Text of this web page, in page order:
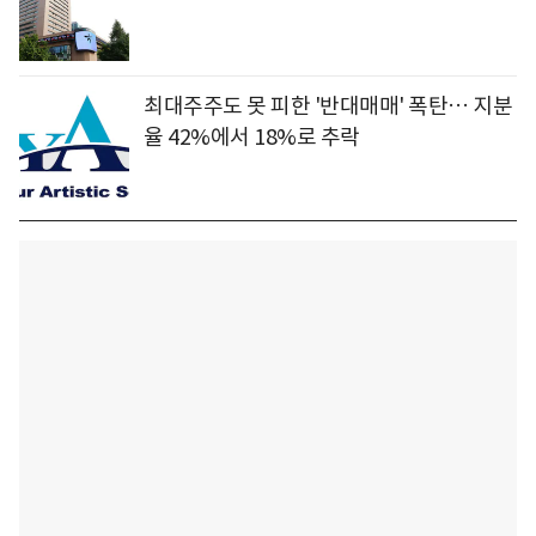
최대주주도 못 피한 '반대매매' 폭탄… 지분
율 42%에서 18%로 추락